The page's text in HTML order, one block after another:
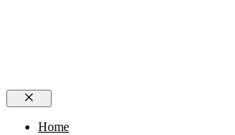
Close
Home